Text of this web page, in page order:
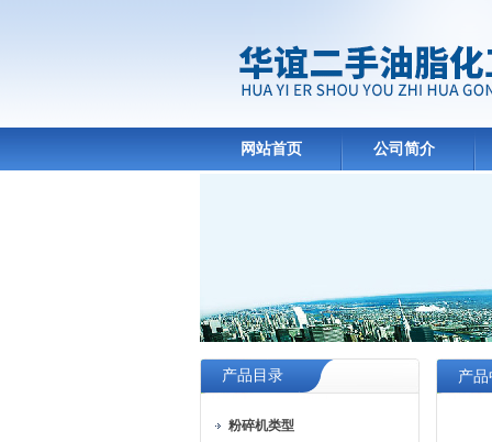
网站首页 公司简介
产品目录
粉碎机类型
产